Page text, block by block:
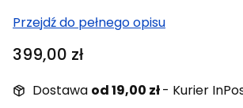
Przejdź do pełnego opisu
Cena
399,00 zł
Dostawa od 19,00 zł- Kurier